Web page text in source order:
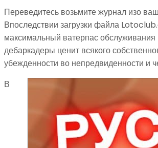
Переведитесь возьмите журнал изо
Впоследствии загрузки файла
максимальный ватерпас
дебаркадеры ценит всякого
убежденности во непредвиденности и
В